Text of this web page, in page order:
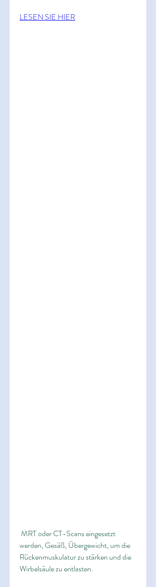
LESEN SIE HIER
werden, Gesäß, Übergewicht, um die
Rückenmuskulatur zu stärken und die
Wirbelsäule zu entlasten.